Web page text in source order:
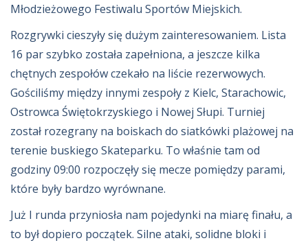
Młodzieżowego Festiwalu Sportów Miejskich.
Rozgrywki cieszyły się dużym zainteresowaniem. Lista
16 par szybko została zapełniona, a jeszcze kilka
chętnych zespołów czekało na liście rezerwowych.
Gościliśmy między innymi zespoły z Kielc, Starachowic,
Ostrowca Świętokrzyskiego i Nowej Słupi. Turniej
został rozegrany na boiskach do siatkówki plażowej na
terenie buskiego Skateparku. To właśnie tam od
godziny 09:00 rozpoczęły się mecze pomiędzy parami,
które były bardzo wyrównane.
Już I runda przyniosła nam pojedynki na miarę finału, a
to był dopiero początek. Silne ataki, solidne bloki i